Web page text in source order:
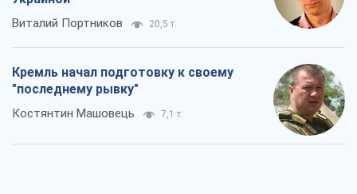
Виталий Портников 20,5 т.
Кремль начал подготовку к своему
"последнему рывку"
Костянтин Машовець 7,1 т.